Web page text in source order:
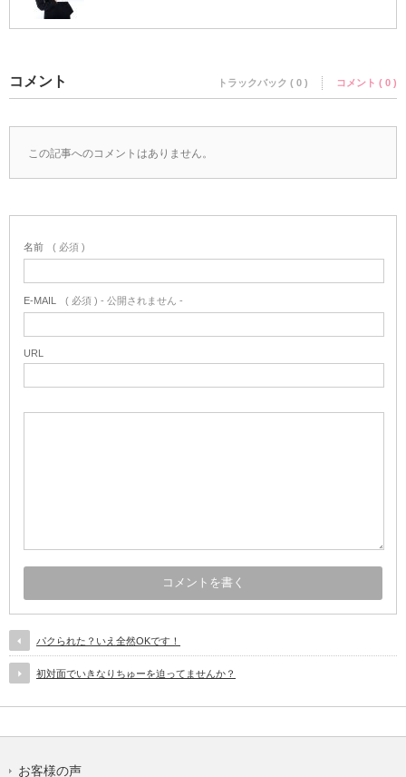
コメント トラックバック ( 0 ) コメント ( 0 )
この記事へのコメントはありません。
名前 ( 必須 )
E-MAIL ( 必須 ) - 公開されません -
URL
パクられた？いえ全然OKです！
初対面でいきなりちゅーを迫ってませんか？
お客様の声